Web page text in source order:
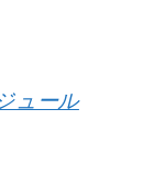
ュール